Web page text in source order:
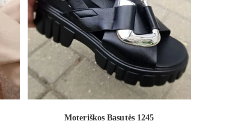
Moteriškos Basutės 1245